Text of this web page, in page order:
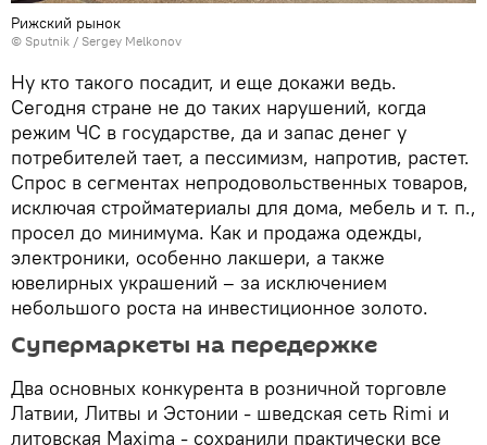
Рижский рынок
© Sputnik / Sergey Melkonov
Ну кто такого посадит, и еще докажи ведь.
Сегодня стране не до таких нарушений, когда
режим ЧС в государстве, да и запас денег у
потребителей тает, а пессимизм, напротив, растет.
Спрос в сегментах непродовольственных товаров,
исключая стройматериалы для дома, мебель и т. п.,
просел до минимума. Как и продажа одежды,
электроники, особенно лакшери, а также
ювелирных украшений – за исключением
небольшого роста на инвестиционное золото.
Супермаркеты на передержке
Два основных конкурента в розничной торговле
Латвии, Литвы и Эстонии - шведская сеть Rimi и
литовская Maxima - сохранили практически все